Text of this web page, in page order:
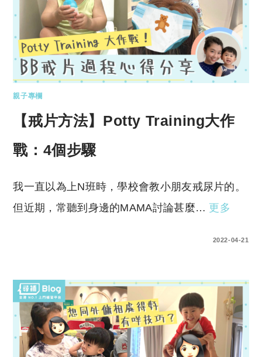
親子專欄
【戒片方法】Potty Training大作
戰：4個步驟
我一直以為上N班時，學校會教小朋友戒尿片的。
但近期，常聽到身邊的MAMA討論甚麼… 更多
2022-04-21